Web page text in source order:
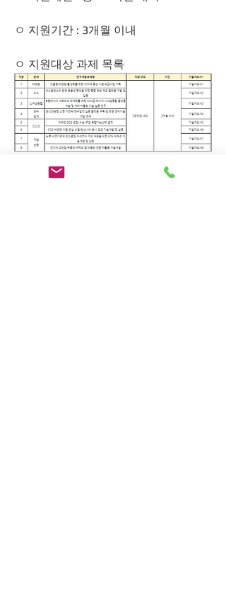
ㅇ 지원기간 : 3개월 이내
ㅇ 지원대상 과제 목록
서”는 한국에너지기술평가원 홈페이지